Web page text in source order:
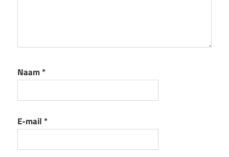
Naam*
E-mail *